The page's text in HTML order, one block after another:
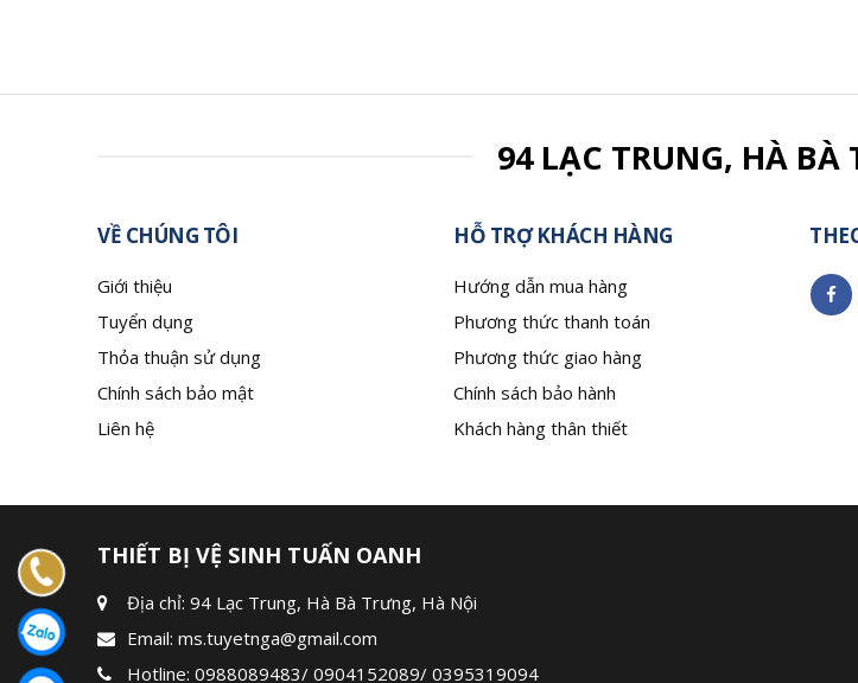
94 LẠC TRUNG, HÀ BÀ
VỀ CHÚNG TÔI
Giới thiệu
Tuyển dụng
Thỏa thuận sử dụng
Chính sách bảo mật
Liên hệ
HỖ TRỢ KHÁCH HÀNG
Hướng dẫn mua hàng
Phương thức thanh toán
Phương thức giao hàng
Chính sách bảo hành
Khách hàng thân thiết
THIẾT BỊ VỆ SINH TUẤN OANH
Địa chỉ: 94 Lạc Trung, Hà Bà Trưng, Hà Nội
Email: ms.tuyetnga@gmail.com
Hotline: 0988089483/ 0904152089/ 0395319094